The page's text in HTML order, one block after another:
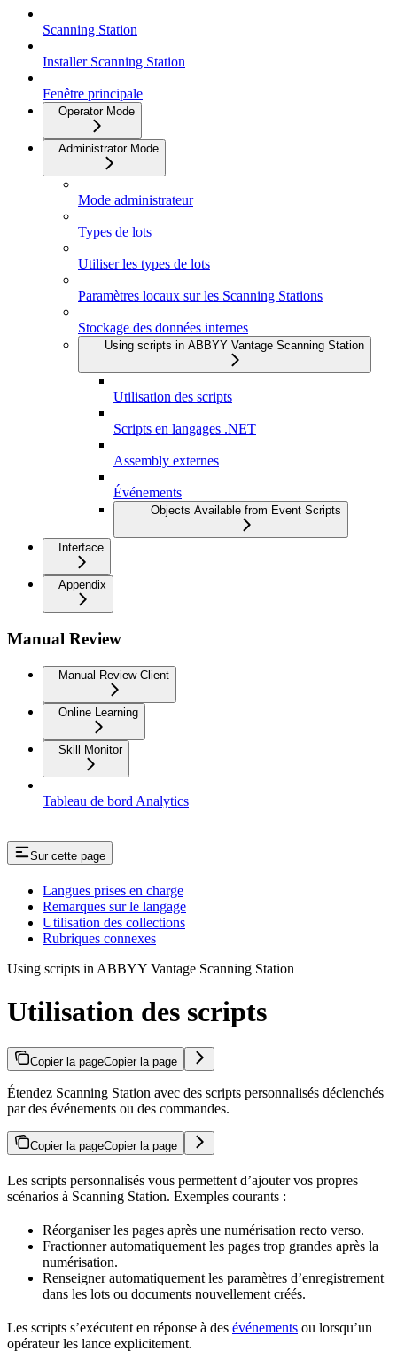
Scanning Station
Installer Scanning Station
Fenêtre principale
Operator Mode
Administrator Mode
Mode administrateur
Types de lots
Utiliser les types de lots
Paramètres locaux sur les Scanning Stations
Stockage des données internes
Using scripts in ABBYY Vantage Scanning Station
Utilisation des scripts
Scripts en langages .NET
Assembly externes
Événements
Objects Available from Event Scripts
Interface
Appendix
Manual Review
Manual Review Client
Online Learning
Skill Monitor
Tableau de bord Analytics
Sur cette page
Langues prises en charge
Remarques sur le langage
Utilisation des collections
Rubriques connexes
Using scripts in ABBYY Vantage Scanning Station
Utilisation des scripts
Copier la pageCopier la page
Étendez Scanning Station avec des scripts personnalisés déclenchés
par des événements ou des commandes.
Copier la pageCopier la page
Les scripts personnalisés vous permettent d’ajouter vos propres
scénarios à Scanning Station. Exemples courants :
Réorganiser les pages après une numérisation recto verso.
Fractionner automatiquement les pages trop grandes après la
numérisation.
Renseigner automatiquement les paramètres d’enregistrement
dans les lots ou documents nouvellement créés.
Les scripts s’exécutent en réponse à des événements ou lorsqu’un
opérateur les lance explicitement.